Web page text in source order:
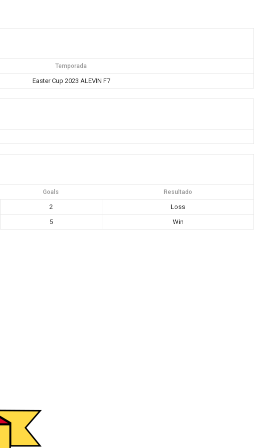
Temporada
Easter Cup 2023 ALEVIN F7
Goals Resultado
2
Loss
5 Win